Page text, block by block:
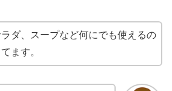
ダ、スープなど何にでも使えるの
ます。